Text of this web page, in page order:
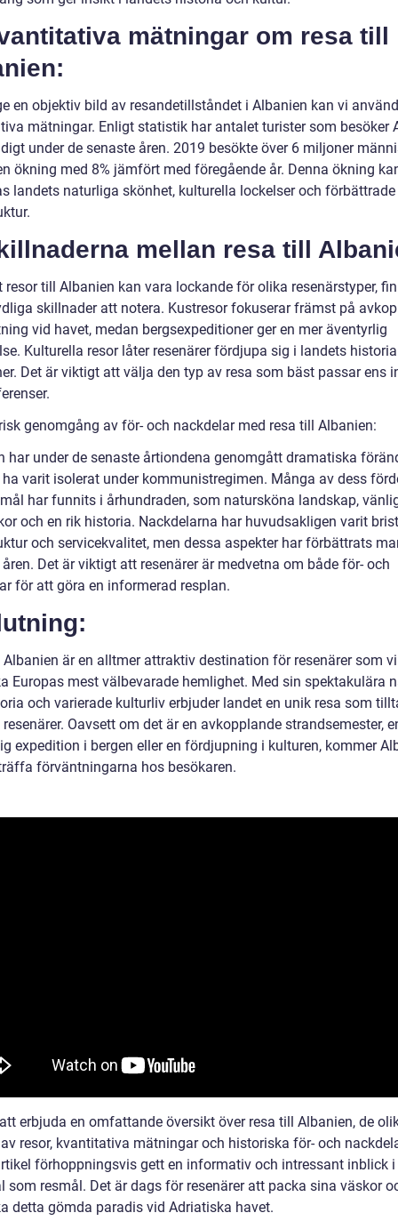
mätningar om resa till
en objektiv bild av resandetillståndet i Albanien kan vi
mätningar. Enligt statistik har antalet turister som besöker
under de senaste åren. 2019 besökte över 6 miljoner
ökning med 8% jämfört med föregående år. Denna ökning
landets naturliga skönhet, kulturella lockelser och förbättrade
mellan resa till
resor till Albanien kan vara lockande för olika resenärstyper,
skillnader att notera. Kustresor fokuserar främst på
vid havet, medan bergsexpeditioner ger en mer äventyrlig
Kulturella resor låter resenärer fördjupa sig i landets
Det är viktigt att välja den typ av resa som bäst passar ens
genomgång av för- och nackdelar med resa till Albanien:
har under de senaste årtiondena genomgått dramatiska
varit isolerat under kommunistregimen. Många av dess
har funnits i århundraden, som natursköna landskap,
och en rik historia. Nackdelarna har huvudsakligen varit
och servicekvalitet, men dessa aspekter har förbättrats
Det är viktigt att resenärer är medvetna om både för- och
för att göra en informerad resplan.
Albanien är en alltmer attraktiv destination för resenärer som
Europas mest välbevarade hemlighet. Med sin spektakulära
och varierade kulturliv erbjuder landet en unik resa som
Oavsett om det är en avkopplande strandsemester,
expedition i bergen eller en fördjupning i kulturen, kommer
förväntningarna hos besökaren.
erbjuda en omfattande översikt över resa till Albanien, de
resor, kvantitativa mätningar och historiska för- och
förhoppningsvis gett en informativ och intressant inblick
som resmål. Det är dags för resenärer att packa sina väskor
detta gömda paradis vid Adriatiska havet.